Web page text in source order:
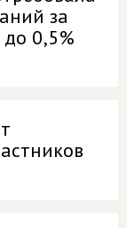
за
0,5%